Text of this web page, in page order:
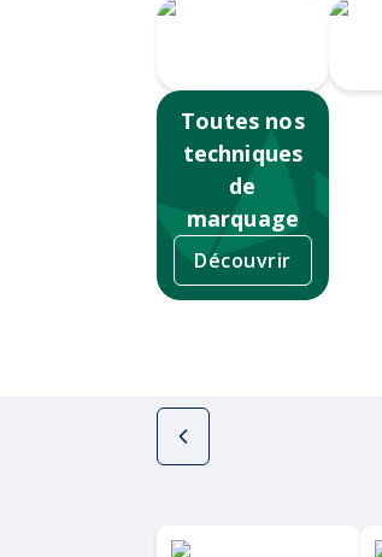
Toutes nos
techniques
de
marquage
Découvrir